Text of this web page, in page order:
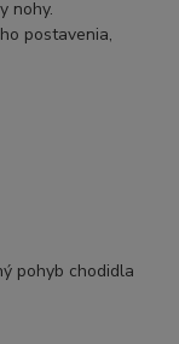
nohy.
postavenia,
pohyb chodidla